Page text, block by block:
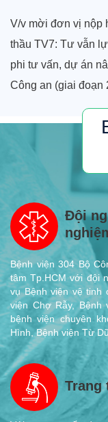
V/v mời đơn vị nộp
thầu TV7: Tư vẫn
phi tư vấn, dự án
Công an (giai đoạn
Đội
Bệnh viện 304 Bộ
tâm Tp.HCM với đội
vụ Bệnh viện vệ tinh
viện Chợ Rẫy,
bệnh viện chuyên
Hình, Bệnh viện Từ Dũ
Trang